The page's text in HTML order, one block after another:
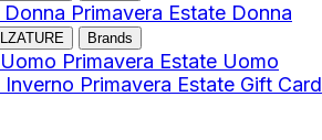
Primavera Estate Donna
Brands
Primavera Estate Uomo
Primavera Estate Gift Card